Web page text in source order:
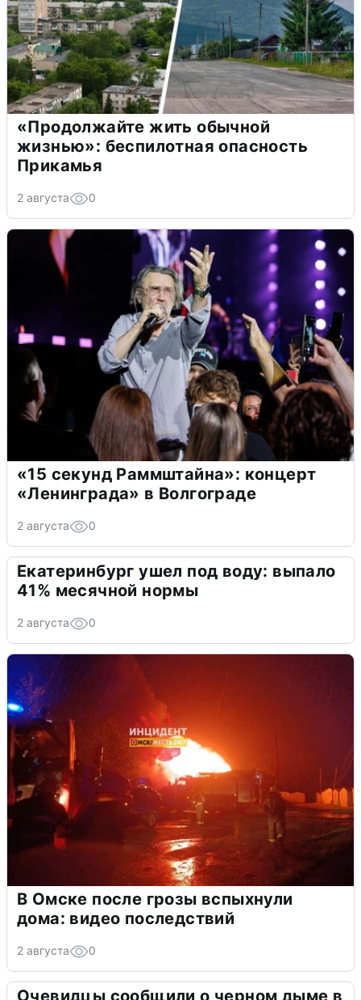
«Продолжайте жить обычной
жизнью»: беспилотная опасность
Прикамья
2 августа 0
«15 секунд Раммштайна»: концерт
«Ленинграда» в Волгограде
2 августа 0
Екатеринбург ушел под воду: выпало
41% месячной нормы
2 августа 0
В Омске после грозы вспыхнули
дома: видео последствий
2 августа 0
Очевидцы сообщили о черном дыме в